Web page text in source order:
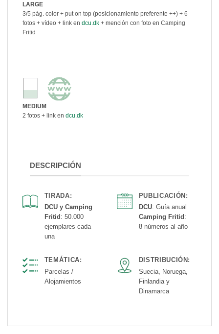
LARGE
3/5 pág. color + put on top (posicionamiento preferente ++) + 6
fotos + vídeo + link en dcu.dk + mención con foto en Camping
Fritid
MEDIUM
2 fotos + link en dcu.dk
DESCRIPCIÓN
TIRADA:
DCU y Camping
Fritid : 50.000
ejemplares cada
una
PUBLICACIÓN:
DCU: Guía anual
Camping Fritid :
8 números al año
TEMÁTICA:
Parcelas /
Alojamientos
DISTRIBUCIÓN:
Suecia, Noruega,
Finlandia y
Dinamarca